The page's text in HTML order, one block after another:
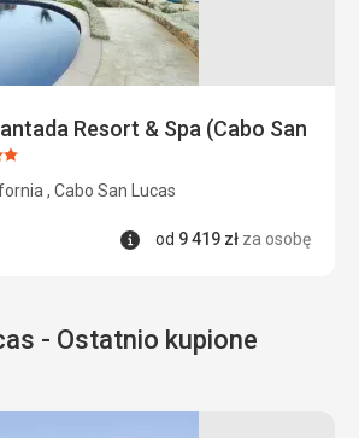
Resort & Spa (Cabo San
, Cabo San Lucas
Informacje
od 9 419 zł za osobę
- Ostatnio kupione